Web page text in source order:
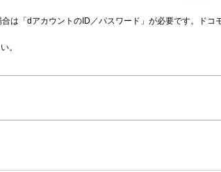
は「dアカウントのID／パスワード」が必要です。ドコ
。